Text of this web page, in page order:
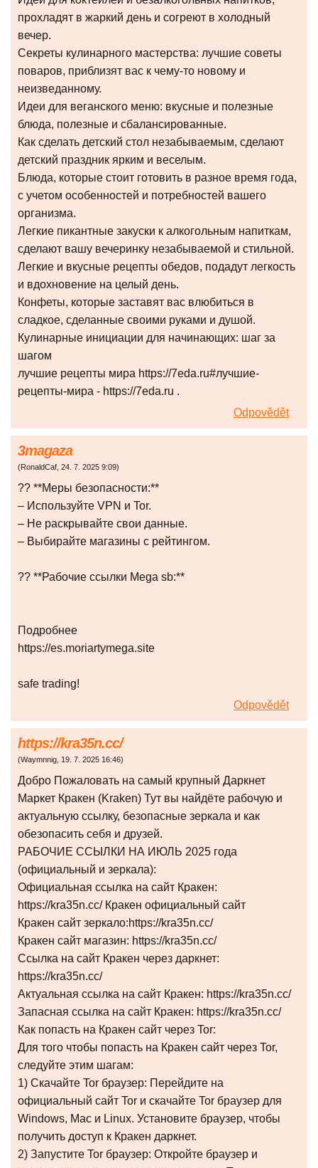
прохладят в жаркий день и согреют в холодный
вечер.
Секреты кулинарного мастерства: лучшие советы
поваров, приблизят вас к чему-то новому и
неизведанному.
Идеи для веганского меню: вкусные и полезные
блюда, полезные и сбалансированные.
Как сделать детский стол незабываемым, сделают
детский праздник ярким и веселым.
Блюда, которые стоит готовить в разное время года,
с учетом особенностей и потребностей вашего
организма.
Легкие пикантные закуски к алкогольным напиткам,
сделают вашу вечеринку незабываемой и стильной.
Легкие и вкусные рецепты обедов, подадут легкость
и вдохновение на целый день.
Конфеты, которые заставят вас влюбиться в
сладкое, сделанные своими руками и душой.
Кулинарные инициации для начинающих: шаг за
шагом
лучшие рецепты мира https://7eda.ru#лучшие-
рецепты-мира - https://7eda.ru .
Odpovědět
3magaza
(RonaldCaf, 24. 7. 2025 9:09)
?? **Меры безопасности:**
– Используйте VPN и Tor.
– Не раскрывайте свои данные.
– Выбирайте магазины с рейтингом.
?? **Рабочие ссылки Mega sb:**
Подробнее
https://es.moriartymega.site
safe trading!
Odpovědět
https://kra35n.cc/
(Waymnnig, 19. 7. 2025 16:46)
Добро Пожаловать на самый крупный Даркнет
Маркет Кракен (Kraken) Тут вы найдёте рабочую и
актуальную ссылку, безопасные зеркала и как
обезопасить себя и друзей.
РАБОЧИЕ ССЫЛКИ НА ИЮЛЬ 2025 года
(официальный и зеркала):
Официальная ссылка на сайт Кракен:
https://kra35n.cc/ Кракен официальный сайт
Кракен сайт зеркало:https://kra35n.cc/
Кракен сайт магазин: https://kra35n.cc/
Ссылка на сайт Кракен через даркнет:
https://kra35n.cc/
Актуальная ссылка на сайт Кракен: https://kra35n.cc/
Запасная ссылка на сайт Кракен: https://kra35n.cc/
Как попасть на Кракен сайт через Tor:
Для того чтобы попасть на Кракен сайт через Tor,
следуйте этим шагам:
1) Скачайте Tor браузер: Перейдите на
официальный сайт Tor и скачайте Tor браузер для
Windows, Mac и Linux. Установите браузер, чтобы
получить доступ к Кракен даркнет.
2) Запустите Tor браузер: Откройте браузер и